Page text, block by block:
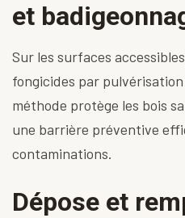
et
Sur les surfaces
fongicides par
méthode protège les bois
une barrière préventive
contaminations.
Dépose et